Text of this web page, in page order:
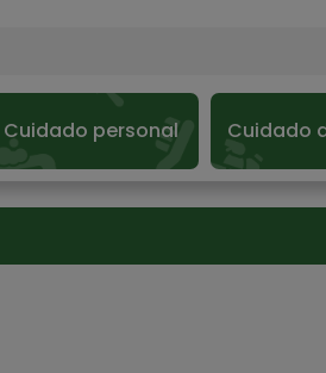
Cuidado personal Cuidado